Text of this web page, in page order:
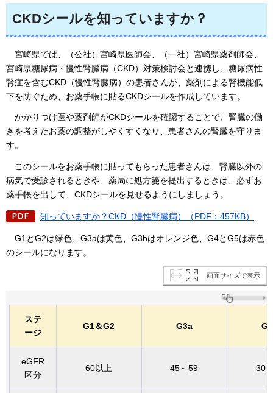
CKDシールを知っていますか？
宮崎県では、（公社）宮崎県医師会、（一社）宮崎県薬剤師会、
宮崎県糖尿病・慢性腎臓病（CKD）対策検討会と連携し、糖尿病性
腎症を含むCKD（慢性腎臓病）の患者さんが、薬剤による腎機能低
下を防ぐため、お薬手帳に貼るCKDシールを作成しています。
かかりつけ医や薬剤師がCKDシールを確認することで、腎臓の働
きを考えたお薬の調整がしやくすくなり、患者さんの腎臓を守りま
す。
このシールをお薬手帳に貼ってもらった患者さんは、腎臓以外の
病気で受診されるときや、薬局に処方箋を提出するときは、必ずお
薬手帳を出して、CKDシールを見せるようにしましょう。
知っていますか？CKD（慢性腎臓病）（PDF：457KB）
G1とG2は緑色、G3aは黄色、G3bはオレンジ色、G4とG5は赤色
のシールになります。
画面サイズで表示
ステ
ージ
G1＆G2 G3a
eGFR
区分
60以上 45～59 30